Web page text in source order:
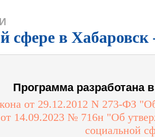
сфере в
Программа разработана
от 29.12.2012 N 273-ФЗ
14.09.2023 № 716н "Об
социальной